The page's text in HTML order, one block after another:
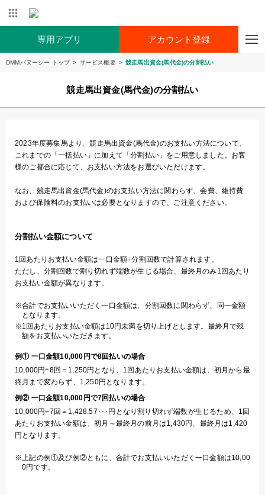
専用アプリ アカウント登録
DMMバヌーシー トップ サービス概要 競走馬出資金(馬代金)の分割払い
競走馬出資金(馬代金)の分割払い
2023年度募集馬より、競走馬出資金(馬代金)のお支払い方法について、
これまでの「一括払い」に加えて「分割払い」をご用意しました。お客
様のご都合に応じて、お支払い方法をお選びいただけます。
なお、競走馬出資金(馬代金)のお支払い方法に関わらず、会費、維持費
および保険料のお支払いは必要となりますので、ご注意ください。
分割払い金額について
1回あたりお支払い金額は一口金額÷分割回数で計算されます。
ただし、分割回数で割り切れず端数が生じる場合、最終月のみ1回あたり
お支払い金額が異なります。
合計でお支払いいただく一口金額は、分割回数に関わらず、同一金額
となります。
1回あたりお支払い金額は10円未満を切り上げとします。最終月で残
額をお支払いいただきます。
例① 一口金額10,000円で8回払いの場合
10,000円÷8回＝1,250円となり、1回あたりお支払い金額は、初月から最
終月まで変わらず、1,250円となります。
例② 一口金額10,000円で7回払いの場合
10,000円÷7回＝1,428.57･･･円となり割り切れず端数が生じるため、1回
あたりお支払い金額は、初月～最終月の前月は1,430円、最終月は1,420
円となります。
上記の例①及び例②ともに、合計でお支払いいただく一口金額は10,00
0円です。